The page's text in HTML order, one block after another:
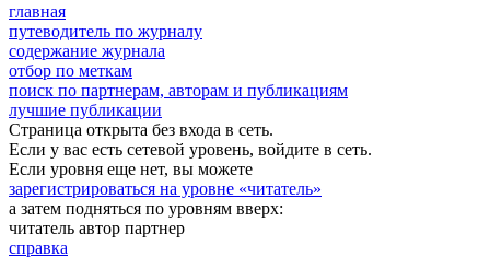
главная
путеводитель по журналу
содержание журнала
отбор по меткам
поиск по партнерам, авторам и публикациям
лучшие публикации
Страница открыта без входа в сеть.
Если у вас есть сетевой уровень, войдите в сеть.
Если уровня еще нет, вы можете
зарегистрироваться на уровне «читатель»
а затем подняться по уровням вверх:
читатель автор партнер
справка